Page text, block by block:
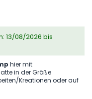
13/08/2026 bis
hier mit
in der Größe
Kreationen oder auf